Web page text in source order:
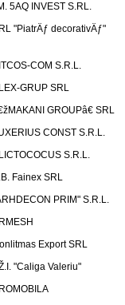
5AQ INVEST S.RL.
"PiatrÄƒ decorativÄƒ"
COM S.R.L.
GRUP SRL
GROUPâ€ SRL
CONST S.R.L.
S.R.L.
Fainex SRL
PRIM" S.R.L.
Export SRL
"Caliga Valeriu"